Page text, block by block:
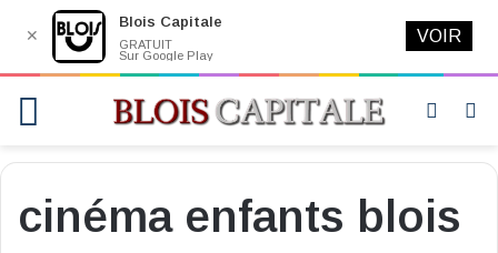
Switch
cinéma enfants blois
✕
Blois Capitale
GRATUIT
Sur Google Play
VOIR